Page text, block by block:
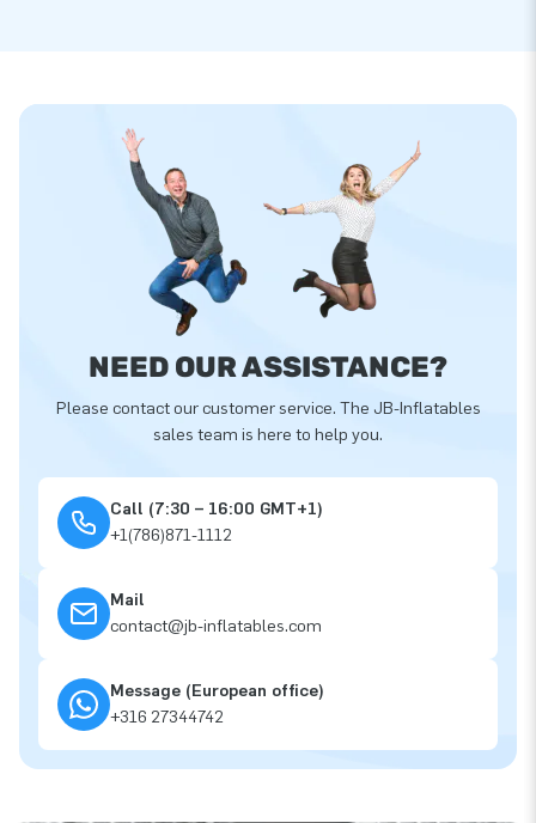
NEED OUR ASSISTANCE?
Please contact our customer service. The JB-Inflatables
sales team is here to help you.
Call (7:30 – 16:00 GMT+1)
+1(786)871-1112
Mail
contact@jb-inflatables.com
Message (European office)
+316 27344742